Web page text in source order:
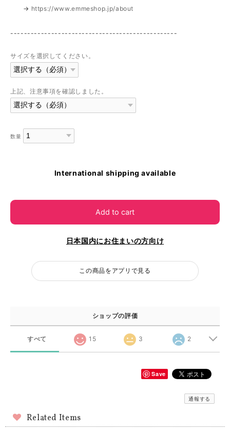
→ https://www.emmeshop.jp/about
-------------------------------------------------
サイズを選択してください。
上記、注意事項を確認しました。
数量
International shipping available
Add to cart
日本国内にお住まいの方向け
この商品をアプリで見る
ショップの評価
すべて 15 3 2
Save
通報する
Related Items